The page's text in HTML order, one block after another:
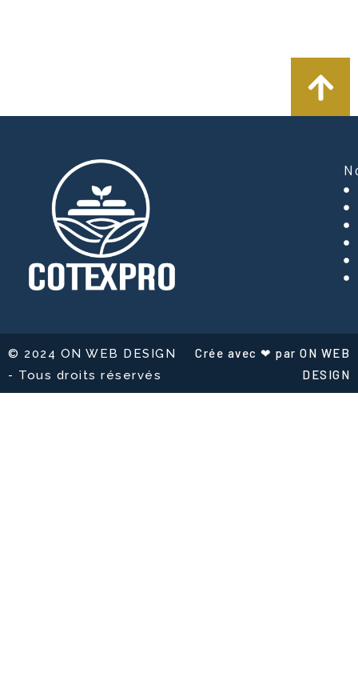
© 2024 ON WEB DESIGN
- Tous droits réservés
Crée avec ❤ par ON WEB
DESIGN